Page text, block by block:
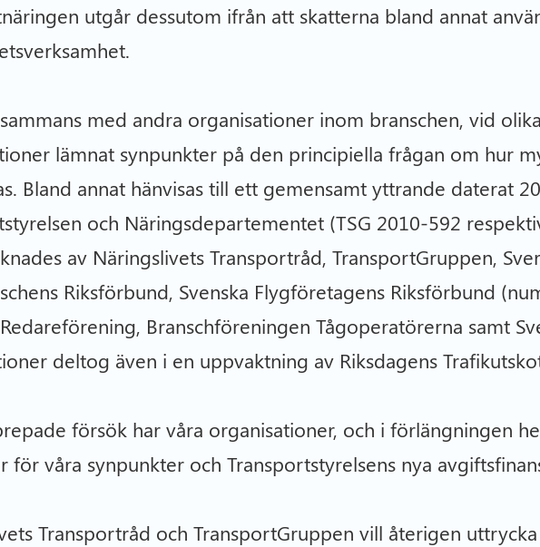
utgår dessutom ifrån att skatterna bland annat
med andra organisationer inom branschen, vid
lämnat synpunkter på den principiella frågan om hur
Bland annat hänvisas till ett gemensamt yttrande daterat
och Näringsdepartementet (TSG 2010-592
av Näringslivets Transportråd, TransportGruppen,
Riksförbund, Svenska Flygföretagens Riksförbund
Branschföreningen Tågoperatörerna samt
deltog även i en uppvaktning av Riksdagens
försök har våra organisationer, och i förlängningen
för våra synpunkter och Transportstyrelsens nya
Transportråd och TransportGruppen vill återigen